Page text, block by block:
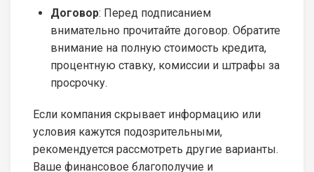
Договор: Перед подписанием
внимательно прочитайте договор. Обратите
внимание на полную стоимость кредита,
процентную ставку, комиссии и штрафы за
просрочку.
Если компания скрывает информацию или
условия кажутся подозрительными,
рекомендуется рассмотреть другие варианты.
Ваше финансовое благополучие и